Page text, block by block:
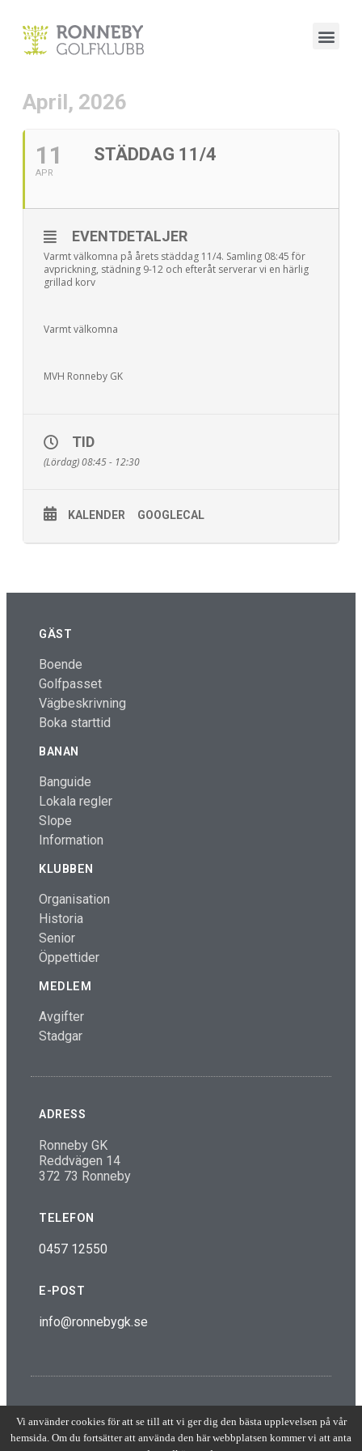
April, 2026
11
APR
STÄDDAG 11/4
EVENTDETALJER
Varmt välkomna på årets städdag 11/4. Samling 08:45 för
avprickning, städning 9-12 och efteråt serverar vi en härlig
grillad korv
Varmt välkomna
MVH Ronneby GK
TID
(Lördag) 08:45 - 12:30
KALENDER GOOGLECAL
GÄST
Boende
Golfpasset
Vägbeskrivning
Boka starttid
BANAN
Banguide
Lokala regler
Slope
Information
KLUBBEN
Organisation
Historia
Senior
Öppettider
MEDLEM
Avgifter
Stadgar
ADRESS
Ronneby GK
Reddvägen 14
372 73 Ronneby
TELEFON
0457 12550
E-POST
info@ronnebygk.se
© 2018 Design av Compani 56
Vi använder cookies för att se till att vi ger dig den bästa upplevelsen på vår
hemsida. Om du fortsätter att använda den här webbplatsen kommer vi att anta